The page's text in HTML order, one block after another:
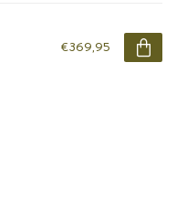
€369,95